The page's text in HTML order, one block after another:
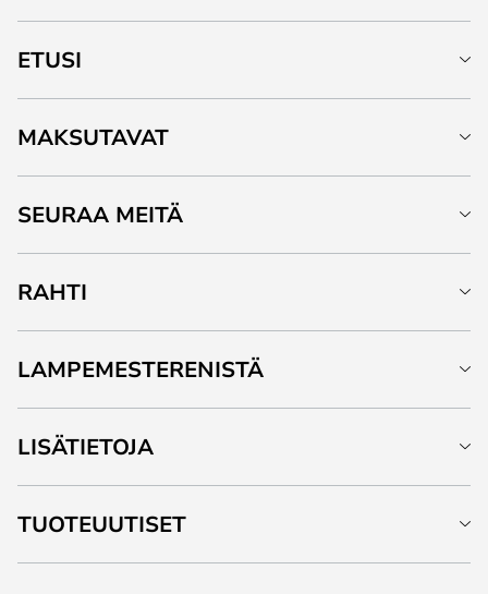
ETUSI
MAKSUTAVAT
SEURAA MEITÄ
RAHTI
LAMPEMESTERENISTÄ
LISÄTIETOJA
TUOTEUUTISET